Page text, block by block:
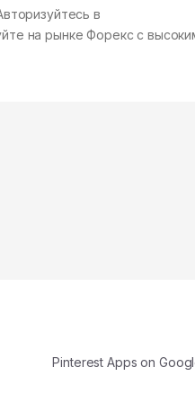
в
на рынке Форекс с
Pinterest Apps on